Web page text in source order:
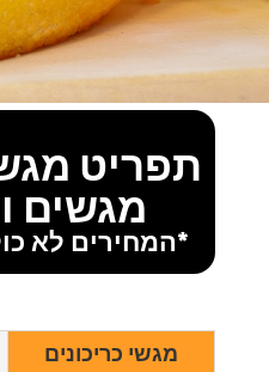
תפריט
מגשים
*המחירים לא
מגשי כריכונים